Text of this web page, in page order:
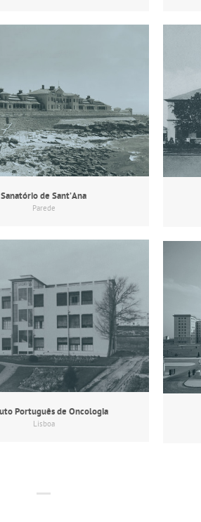
Sanatório de Sant’Ana
Parede
Português de Oncologia
Lisboa